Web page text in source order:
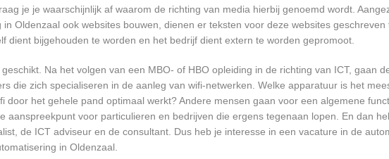
je je waarschijnlijk af waarom de richting van media hierbij genoemd wordt.
Oldenzaal ook websites bouwen, dienen er teksten voor deze websites geschreven
dient bijgehouden te worden en het bedrijf dient extern te worden gepromoot.
Na het volgen van een MBO- of HBO opleiding in de richting van ICT, gaan
die zich specialiseren in de aanleg van wifi-netwerken. Welke apparatuur is het
het gehele pand optimaal werkt? Andere mensen gaan voor een algemene
aanspreekpunt voor particulieren en bedrijven die ergens tegenaan lopen. En dan
de ICT adviseur en de consultant. Dus heb je interesse in een vacature in de
in Oldenzaal.